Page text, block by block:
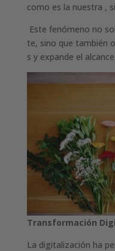
como es la nuestra ,
Este fenómeno no
te, sino que también
s y expande el
Transformación
La digitalización ha